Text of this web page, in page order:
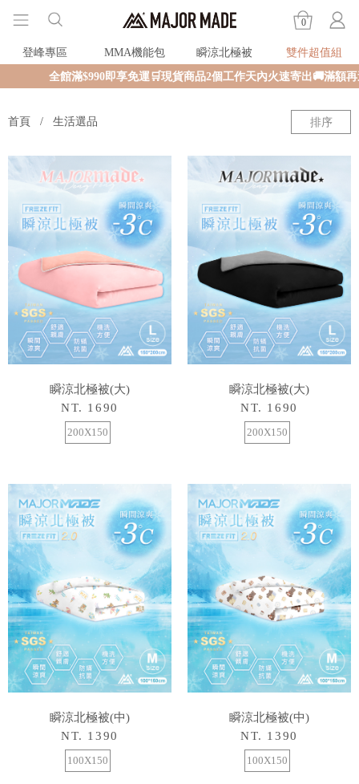
0
登峰專區 MMA機能包 瞬涼北極被
雙件超值組
全館滿$990即享免運🛒現貨商品2個工作天內火速寄出🚚滿額再送限
首頁 生活選品 排序
瞬涼北極被(大)
NT. 1690
200X150
瞬涼北極被(大)
NT. 1690
200X150
瞬涼北極被(中)
NT. 1390
100X150
瞬涼北極被(中)
NT. 1390
100X150